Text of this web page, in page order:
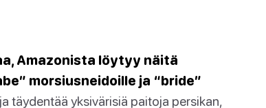
Amazonista löytyy näitä
morsiusneidoille ja “bride”
täydentää yksivärisiä paitoja persikan,